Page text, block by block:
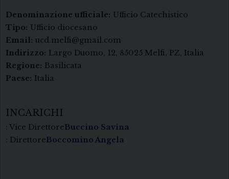
Denominazione ufficiale: Ufficio Catechistico
Tipo: Ufficio diocesano
Email: ucd.melfi@gmail.com
Indirizzo: Largo Duomo, 12, 85025 Melfi, PZ, Italia
Regione: Basilicata
Paese: Italia
INCARICHI
Buccino Savina
: Vice Direttore
Boccomino Angela
: Direttore